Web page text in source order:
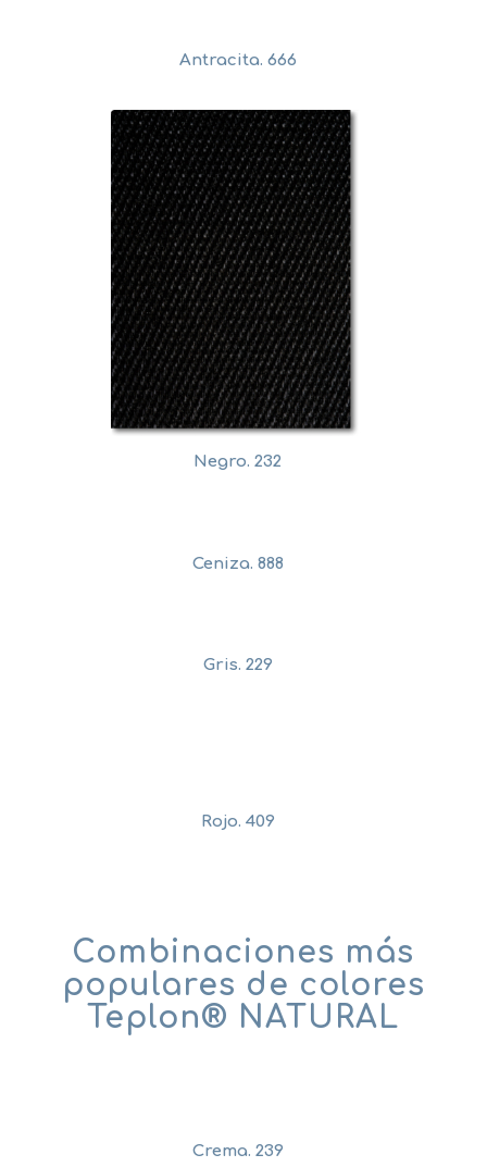
Antracita. 666
Negro. 232
Ceniza. 888
Gris. 229
Rojo. 409
Combinaciones más
populares de colores
Teplon® NATURAL
Crema. 239